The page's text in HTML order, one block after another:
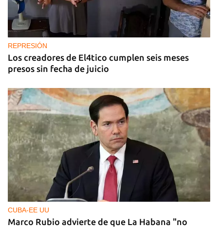
REPRESIÓN
Los creadores de El4tico cumplen seis meses
presos sin fecha de juicio
CUBA-EE UU
Marco Rubio advierte de que La Habana "no